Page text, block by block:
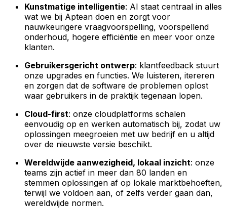
Kunstmatige intelligentie: AI staat centraal in alles
wat we bij Aptean doen en zorgt voor
nauwkeurigere vraagvoorspelling, voorspellend
onderhoud, hogere efficiëntie en meer voor onze
klanten.
Gebruikersgericht ontwerp: klantfeedback stuurt
onze upgrades en functies. We luisteren, itereren
en zorgen dat de software de problemen oplost
waar gebruikers in de praktijk tegenaan lopen.
Cloud-first: onze cloudplatforms schalen
eenvoudig op en werken automatisch bij, zodat uw
oplossingen meegroeien met uw bedrijf en u altijd
over de nieuwste versie beschikt.
Wereldwijde aanwezigheid, lokaal inzicht: onze
teams zijn actief in meer dan 80 landen en
stemmen oplossingen af op lokale marktbehoeften,
terwijl we voldoen aan, of zelfs verder gaan dan,
wereldwijde normen.